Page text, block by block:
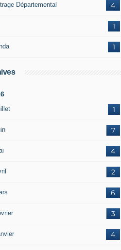
4
Départemental
1
1
1
7
4
2
6
3
4